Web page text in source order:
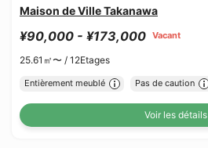
Maison de Ville Takanawa
¥90,000 - ¥173,000 Vacant
25.61㎡〜 / 12Etages
Entièrement meublé Pas de caution
Voir les détails